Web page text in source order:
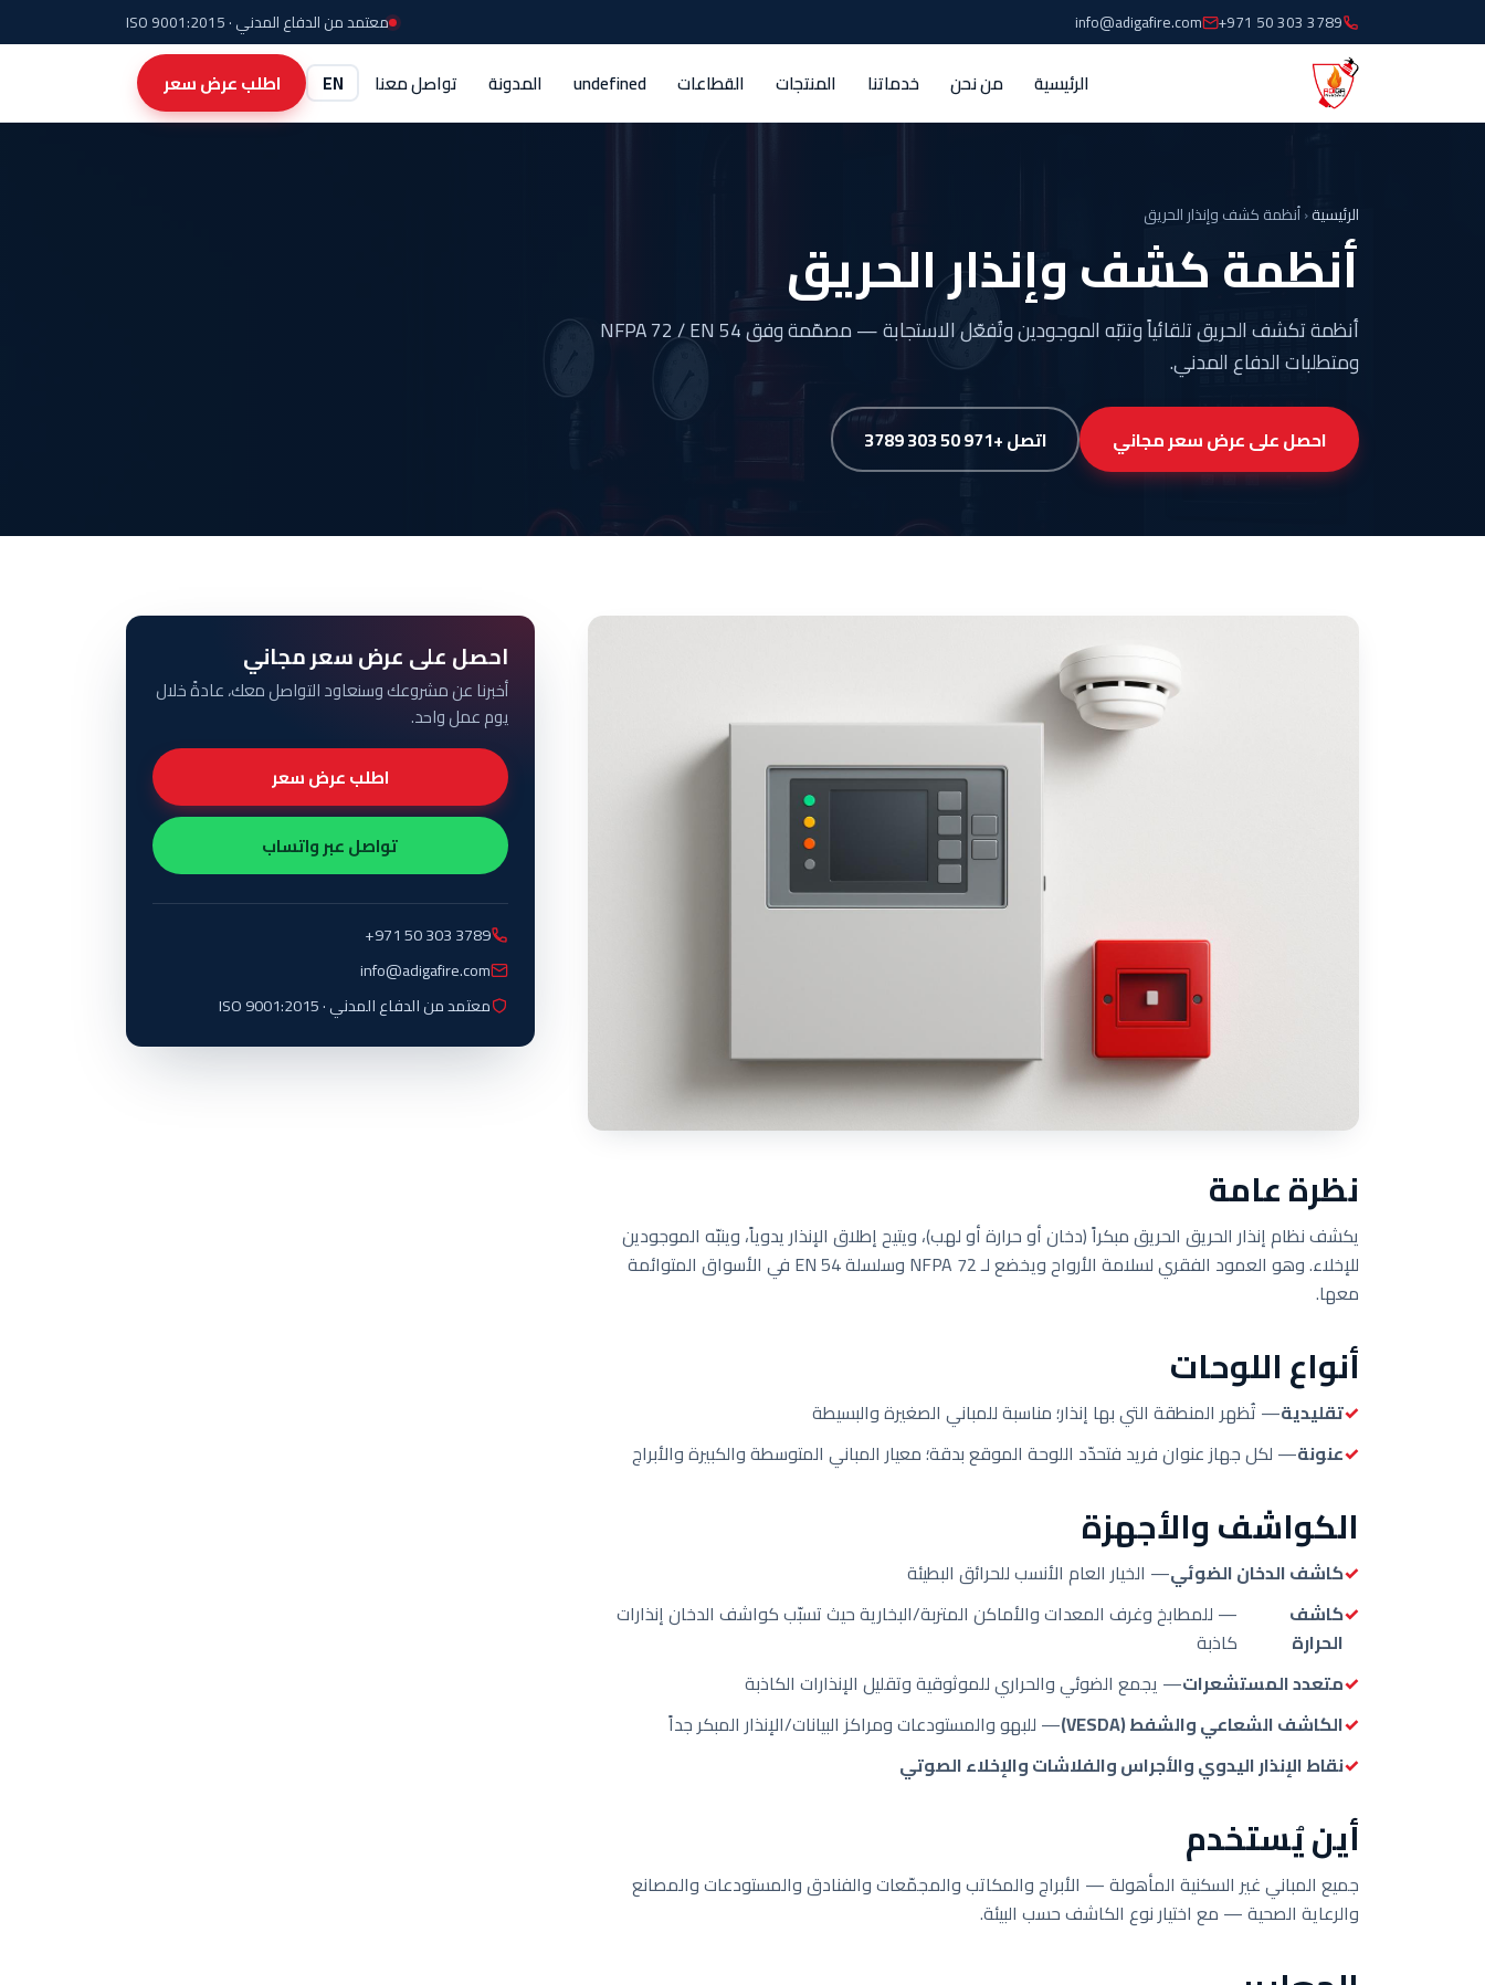
+971 50 303 3789
info@adigafire.com معتمد من الدفاع المدني · ISO 9001:2015
الرئيسية من نحن خدماتنا المنتجات القطاعات undefined المدونة تواصل معنا EN اطلب عرض سعر
الرئيسية‹أنظمة كشف وإنذار الحريق
أنظمة كشف وإنذار الحريق
أنظمة تكشف الحريق تلقائياً وتنبّه الموجودين وتُفعّل الاستجابة — مصمّمة وفق NFPA 72 / EN 54
ومتطلبات الدفاع المدني.
احصل على عرض سعر مجاني اتصل +971 50 303 3789
نظرة عامة
يكشف نظام إنذار الحريق الحريق مبكراً (دخان أو حرارة أو لهب)، ويتيح إطلاق الإنذار يدوياً، وينبّه الموجودين
للإخلاء. وهو العمود الفقري لسلامة الأرواح ويخضع لـ NFPA 72 وسلسلة EN 54 في الأسواق المتوائمة
معها.
أنواع اللوحات
تقليدية— تُظهر المنطقة التي بها إنذار؛ مناسبة للمباني الصغيرة والبسيطة
عنونة— لكل جهاز عنوان فريد فتحدّد اللوحة الموقع بدقة؛ معيار المباني المتوسطة والكبيرة والأبراج
الكواشف والأجهزة
كاشف الدخان الضوئي— الخيار العام الأنسب للحرائق البطيئة
كاشف
الحرارة
— للمطابخ وغرف المعدات والأماكن المتربة/البخارية حيث تسبّب كواشف الدخان إنذارات
كاذبة
متعدد المستشعرات— يجمع الضوئي والحراري للموثوقية وتقليل الإنذارات الكاذبة
الكاشف الشعاعي والشفط (VESDA)
— للبهو والمستودعات ومراكز البيانات/الإنذار المبكر جداً
نقاط الإنذار اليدوي والأجراس والفلاشات والإخلاء الصوتي
أين يُستخدم
جميع المباني غير السكنية المأهولة — الأبراج والمكاتب والمجمّعات والفنادق والمستودعات والمصانع
والرعاية الصحية — مع اختيار نوع الكاشف حسب البيئة.
احصل على عرض سعر مجاني
أخبرنا عن مشروعك وسنعاود التواصل معك، عادةً خلال
يوم عمل واحد.
اطلب عرض سعر
تواصل عبر واتساب
+971 50 303 3789
info@adigafire.com
معتمد من الدفاع المدني · ISO 9001:2015